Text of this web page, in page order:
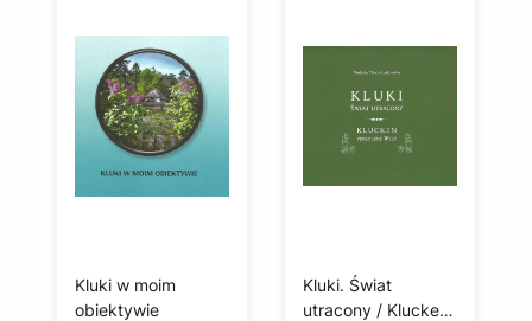
Kluki w moim
obiektywie
Kluki. Świat
utracony / Klucken.